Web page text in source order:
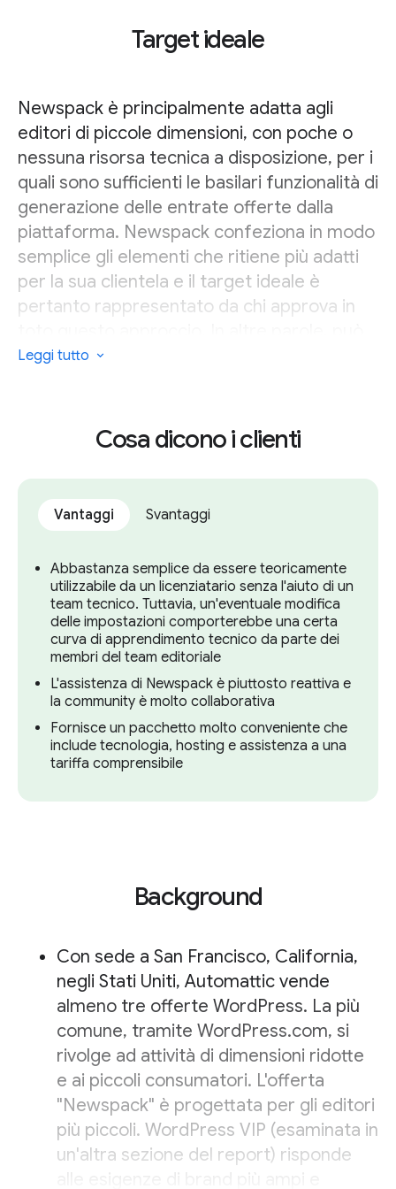
Target ideale
Newspack è principalmente adatta agli
editori di piccole dimensioni, con poche o
nessuna risorsa tecnica a disposizione, per i
quali sono sufficienti le basilari funzionalità di
generazione delle entrate offerte dalla
piattaforma. Newspack confeziona in modo
semplice gli elementi che ritiene più adatti
per la sua clientela e il target ideale è
pertanto rappresentato da chi approva in
funzionare per gli editori più piccoli che
personalizzazioni o di funzionalità più
avanzate, come i flussi di lavoro, dovrebbe
fare riferimento ad altre varianti di
WordPress o direttamente ad altre
piattaforme.
Leggi tutto
Cosa dicono i clienti
Vantaggi Svantaggi
Abbastanza semplice da essere teoricamente
utilizzabile da un licenziatario senza l'aiuto di un
team tecnico. Tuttavia, un'eventuale modifica
delle impostazioni comporterebbe una certa
curva di apprendimento tecnico da parte dei
membri del team editoriale
L'assistenza di Newspack è piuttosto reattiva e
la community è molto collaborativa
Fornisce un pacchetto molto conveniente che
include tecnologia, hosting e assistenza a una
tariffa comprensibile
Background
Con sede a San Francisco, California,
negli Stati Uniti, Automattic vende
almeno tre offerte WordPress. La più
comune, tramite WordPress.com, si
rivolge ad attività di dimensioni ridotte
e ai piccoli consumatori. L'offerta
"Newspack" è progettata per gli editori
più piccoli. WordPress VIP (esaminata in
un'altra sezione del report) risponde